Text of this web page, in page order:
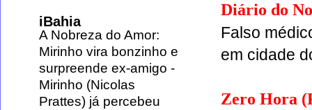
Diário do
Falso
em cidade
Zero Hora
iBahia
A Nobreza do Amor:
Mirinho vira bonzinho e
surpreende ex-amigo -
Mirinho (Nicolas
Prattes) já percebeu